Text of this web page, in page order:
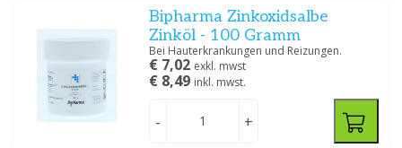
Filtern
Bipharma Zinkoxidsalbe
Zinköl - 100 Gramm
Bei Hauterkrankungen und Reizungen.
€ 7,02 exkl. mwst
€ 8,49 inkl. mwst.
- +